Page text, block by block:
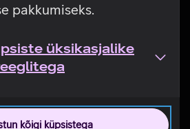
pakkumiseks.
üksikasjalike
kõigi küpsistega